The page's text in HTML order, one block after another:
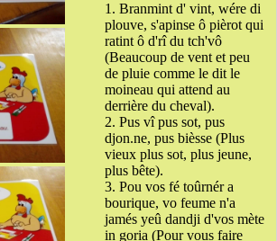
1. Branmint d' vint, wére di
plouve, s'apinse ô pièrot qui
ratint ô d'rî du tch'vô
(Beaucoup de vent et peu
de pluie comme le dit le
moineau qui attend au
derrière du cheval).
2. Pus vî pus sot, pus
djon.ne, pus bièsse (Plus
vieux plus sot, plus jeune,
plus bête).
3. Pou vos fé toûrnér a
bourique, vo feume n'a
jamés yeû dandji d'vos mète
in goria (Pour vous faire